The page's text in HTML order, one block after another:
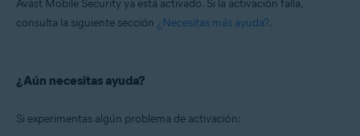
Avast Mobile Security ya está activado. Si la activación falla,
consulta la siguiente sección ¿Necesitas más ayuda?.
¿Aún necesitas ayuda?
Si experimentas algún problema de activación: